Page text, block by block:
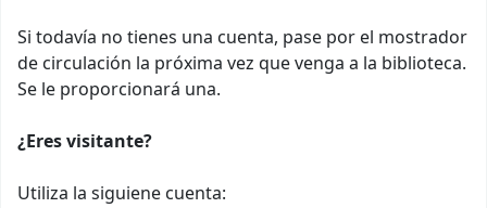
Si todavía no tienes una cuenta, pase por el mostrador
de circulación la próxima vez que venga a la biblioteca.
Se le proporcionará una.
¿Eres visitante?
Utiliza la siguiene cuenta: